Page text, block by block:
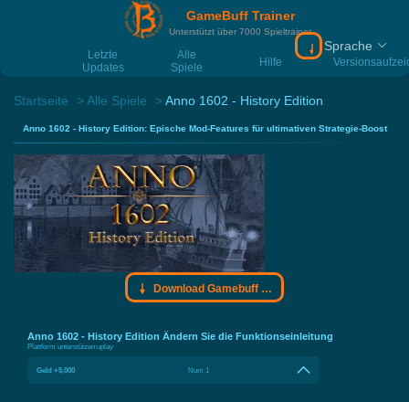
GameBuff Trainer
Unterstützt über 7000 Spieltrainer
Letzte
Updates
Alle
Spiele
Hilfe
Download
Sprache
Startseite Alle Spiele Anno 1602 - History Edition
Anno 1602 - History Edition: Epische Mod-Features für ultimativen Strategie-Boost
Download Gamebuff Trainer
Anno 1602 - History Edition Ändern Sie die Funktionseinleitung
Plattform unterstützen:uplay
Geld +5,000 Num 1